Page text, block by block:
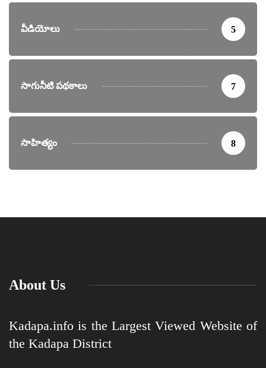
వీడియోలు 5
సాగునీటి పథకాలు 7
సాహిత్యం 8
About Us
Kadapa.info is the Largest Viewed Website of
the Kadapa District